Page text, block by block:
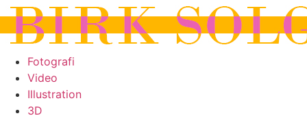
Fotografi
Video
Illustration
3D